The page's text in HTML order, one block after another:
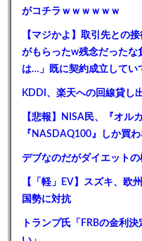
がコチラｗｗｗｗｗｗ
【マジかよ】取引先との
がもらったw残念だった
は…」既に契約成立してい
KDDI、楽天への回線貸
【悲報】NISA民、『オル
『NASDAQ100』しか買
デブなのだがダイエット
【「軽」EV】スズキ、
国勢に対抗
トランプ氏「FRBの金利